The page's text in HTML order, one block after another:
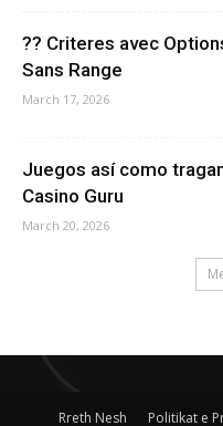
?? Criteres avec
Sans Range
March 17, 2026
Juegos así­ como
Casino Guru
March 20, 2026
Rreth Nesh Politikat e